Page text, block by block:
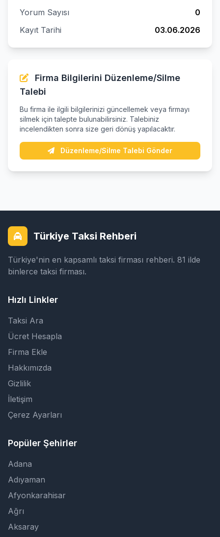
Yorum Sayısı
0
Kayıt Tarihi
03.06.2026
Firma Bilgilerini Düzenleme/Silme
Talebi
Bu firma ile ilgili bilgilerinizi güncellemek veya firmayı
silmek için talepte bulunabilirsiniz. Talebiniz
incelendikten sonra size geri dönüş yapılacaktır.
Düzenleme/Silme Talebi Gönder
Türkiye Taksi Rehberi
Türkiye'nin en kapsamlı taksi firması rehberi. 81 ilde
binlerce taksi firması.
Hızlı Linkler
Taksi Ara
Ücret Hesapla
Firma Ekle
Hakkımızda
Gizlilik
İletişim
Çerez Ayarları
Popüler Şehirler
Adana
Adıyaman
Afyonkarahisar
Ağrı
Aksaray